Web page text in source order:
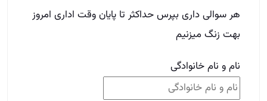
هر سوالی داری بپرس حداکثر تا پایان وقت اداری امروز
بهت زنگ میزنیم
نام و نام خانوادگی